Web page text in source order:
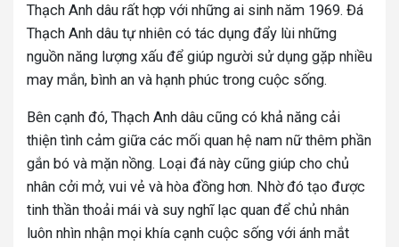
Thạch Anh dâu rất hợp với những ai sinh năm 1969. Đá
Thạch Anh dâu tự nhiên có tác dụng đẩy lùi những
nguồn năng lượng xấu để giúp người sử dụng gặp nhiều
may mắn, bình an và hạnh phúc trong cuộc sống.
Bên cạnh đó, Thạch Anh dâu cũng có khả năng cải
thiện tình cảm giữa các mối quan hệ nam nữ thêm phần
gắn bó và mặn nồng. Loại đá này cũng giúp cho chủ
nhân cởi mở, vui vẻ và hòa đồng hơn. Nhờ đó tạo được
tinh thần thoải mái và suy nghĩ lạc quan để chủ nhân
luôn nhìn nhận mọi khía cạnh cuộc sống với ánh mắt